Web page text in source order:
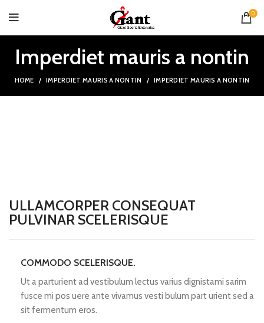
0
Imperdiet mauris a nontin
HOME IMPERDIET MAURIS A NONTIN IMPERDIET MAURIS A NONTIN
ULLAMCORPER CONSEQUAT
PULVINAR SCELERISQUE
COMMODO SCELERISQUE.
Ut a parturient ad vestibulum lectus varius dignistami sarim
fusce mi pos uere ante vivamus vesti bulum part urient sed a
sit fermentum eros.